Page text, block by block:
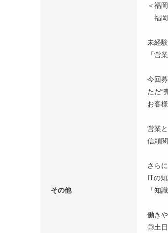
その他
＜福
福
未経
「営
今回
ただ“
お客
営業
信頼
さら
ITの
「知
働き
◎土日